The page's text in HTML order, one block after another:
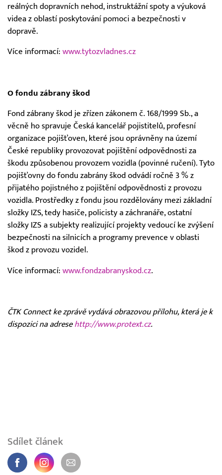
reálných dopravních nehod, instruktážní spoty a výuková
videa z oblastí poskytování pomoci a bezpečnosti v
dopravě.
Více informací: www.tytozvladnes.cz
O fondu zábrany škod
Fond zábrany škod je zřízen zákonem č. 168/1999 Sb., a
věcně ho spravuje Česká kancelář pojistitelů, profesní
organizace pojišťoven, které jsou oprávněny na území
České republiky provozovat pojištění odpovědnosti za
škodu způsobenou provozem vozidla (povinné ručení). Tyto
pojišťovny do fondu zabrány škod odvádí ročně 3 % z
přijatého pojistného z pojištění odpovědnosti z provozu
vozidla. Prostředky z fondu jsou rozdělovány mezi základní
složky IZS, tedy hasiče, policisty a záchranáře, ostatní
složky IZS a subjekty realizující projekty vedoucí ke zvýšení
bezpečnosti na silnicích a programy prevence v oblasti
škod z provozu vozidel.
Více informací: www.fondzabranyskod.cz.
ČTK Connect ke zprávě vydává obrazovou přílohu, která je k
dispozici na adrese http://www.protext.cz.
Sdílet článek